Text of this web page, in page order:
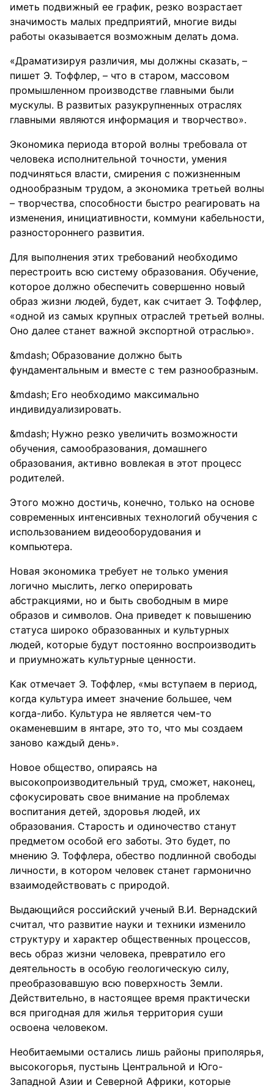
иметь подвижный ее график, резко возрастает
значимость малых предприятий, многие виды
работы оказывается возможным делать дома.
«Драматизируя различия, мы должны сказать, –
пишет Э. Тоффлер, – что в старом, массовом
промышленном производстве главными были
мускулы. В развитых разукрупненных отраслях
главными являются информация и творчество».
Экономика периода второй волны требовала от
человека исполнительной точности, умения
подчиняться власти, смирения с пожизненным
однообразным трудом, а экономика третьей волны
– творчества, способности быстро реагировать на
изменения, инициативности, коммуни кабельности,
разностороннего развития.
Для выполнения этих требований необходимо
перестроить всю систему образования. Обучение,
которое должно обеспечить совершенно новый
образ жизни людей, будет, как считает Э. Тоффлер,
«одной из самых крупных отраслей третьей волны.
Оно далее станет важной экспортной отраслью».
Образование должно быть
фундаментальным и вместе с тем разнообразным.
Его необходимо максимально
индивидуализировать.
Нужно резко увеличить возможности
обучения, самообразования, домашнего
образования, активно вовлекая в этот процесс
родителей.
Этого можно достичь, конечно, только на основе
современных интенсивных технологий обучения с
использованием видеооборудования и
компьютера.
Новая экономика требует не только умения
логично мыслить, легко оперировать
абстракциями, но и быть свободным в мире
образов и символов. Она приведет к повышению
статуса широко образованных и культурных
людей, которые будут постоянно воспроизводить
и приумножать культурные ценности.
Как отмечает Э. Тоффлер, «мы вступаем в период,
когда культура имеет значение большее, чем
когда-либо. Культура не является чем-то
окаменевшим в янтаре, это то, что мы создаем
заново каждый день».
Новое общество, опираясь на
высокопроизводительный труд, сможет, наконец,
сфокусировать свое внимание на проблемах
воспитания детей, здоровья людей, их
образования. Старость и одиночество станут
предметом особой его заботы. Это будет, по
мнению Э. Тоффлера, обество подлинной свободы
личности, в котором человек станет гармонично
взаимодействовать с природой.
Выдающийся российский ученый В.И. Вернадский
считал, что развитие науки и техники изменило
структуру и характер общественных процессов,
весь образ жизни человека, превратило его
деятельность в особую геологическую силу,
преобразовавшую всю поверхность Земли.
Действительно, в настоящее время практически
вся пригодная для жилья территория суши
освоена человеком.
Необитаемыми остались лишь районы приполярья,
высокогорья, пустынь Центральной и Юго-
Западной Азии и Северной Африки, которые